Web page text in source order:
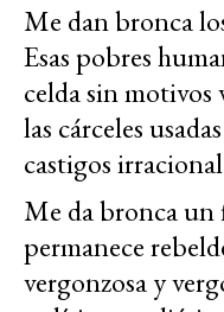
Me dan bronca
Esas pobres
celda sin motivos
las cárceles
castigos
Me da bronca un
permanece
vergonzosa y